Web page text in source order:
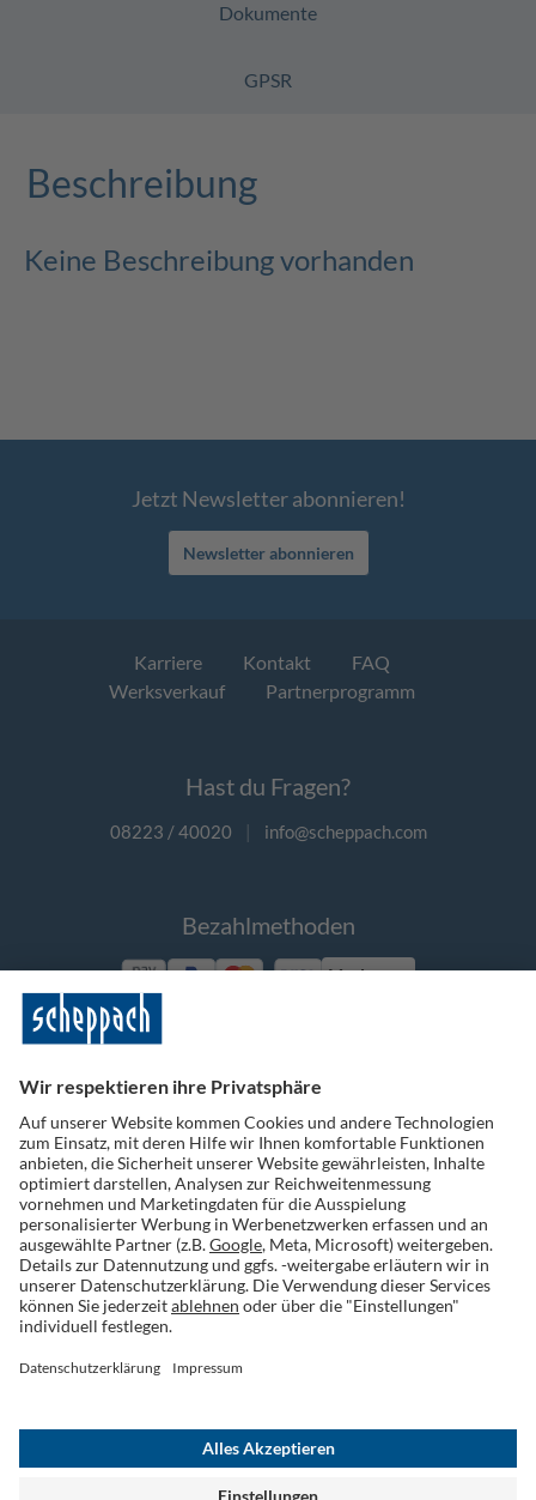
Dokumente
GPSR
Beschreibung
Keine Beschreibung vorhanden
Jetzt Newsletter abonnieren!
Newsletter abonnieren
Karriere Kontakt
FAQ
Werksverkauf
Partnerprogramm
Hast du Fragen?
08223 / 40020 | info@scheppach.com
Bezahlmethoden
Vorkasse
Folge uns auf Social Media
Widerruf einreichen